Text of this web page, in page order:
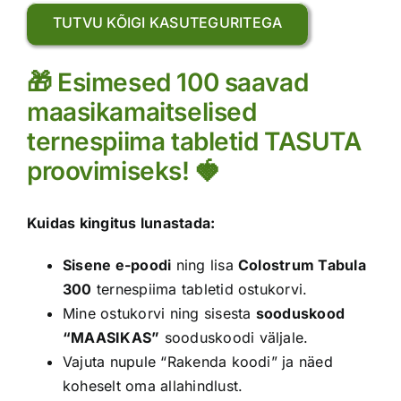
TUTVU KÕIGI KASUTEGURITEGA
🎁 Esimesed 100 saavad
maasikamaitselised
ternespiima tabletid TASUTA
proovimiseks! 🍓
Kuidas kingitus lunastada:
Sisene e-poodi ning lisa Colostrum Tabula
300 ternespiima tabletid ostukorvi.
Mine ostukorvi ning sisesta sooduskood
“MAASIKAS” sooduskoodi väljale.
Vajuta nupule “Rakenda koodi” ja näed
koheselt oma allahindlust.